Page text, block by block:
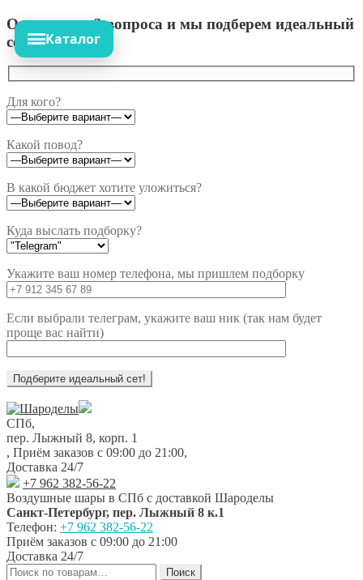
Ответьте на 3 вопроса и мы подберем идеальный
сет!
Для кого?
Какой повод?
В какой бюджет хотите уложиться?
Куда выслать подборку?
Укажите ваш номер телефона, мы пришлем подборку
Если выбрали телеграм, укажите ваш ник (так нам будет
проще вас найти)
Перейти
к
навигации
Перейти
к
содержимому
СПб,
пер. Лыжный 8, корп. 1
, Приём заказов с 09:00 до 21:00,
Доставка 24/7
+7 962 382-56-22
Воздушные шары в СПб с доставкой Шароделы
Санкт-Петербург, пер. Лыжный 8 к.1
Телефон: +7 962 382-56-22
Приём заказов с 09:00 до 21:00
Доставка 24/7
Искать:
Поиск
Каталог